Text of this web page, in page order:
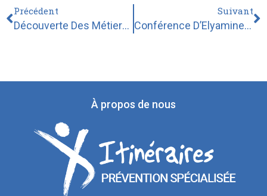
Précédent
Découverte Des Métiers De L’artisanat Et Du Social Pour Des Jeunes De MAJ’YC
Suivant
Conférence D’Elyamine SETTOUL : « Penser La Radicalisation Djihadiste »
À propos de nous